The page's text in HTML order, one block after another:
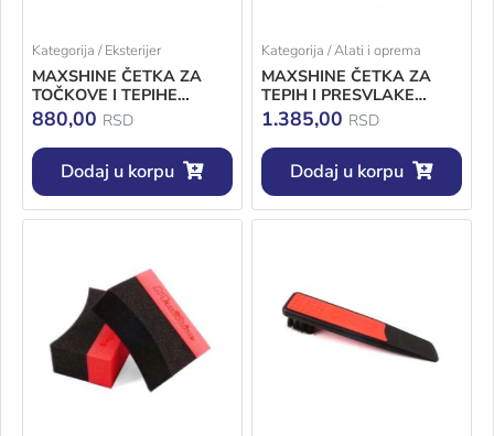
Kategorija / Eksterijer
MAXSHINE ČETKA ZA
TOČKOVE I TEPIHE
7011014
880,00 RSD
Dodaj u korpu
Kategorija / Alati i oprema
MAXSHINE ČETKA ZA
TEPIH I PRESVLAKE
7011023
1.385,00 RSD
Dodaj u korpu